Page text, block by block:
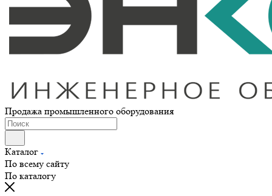
Продажа промышленного оборудования
Каталог
По всему сайту
По каталогу